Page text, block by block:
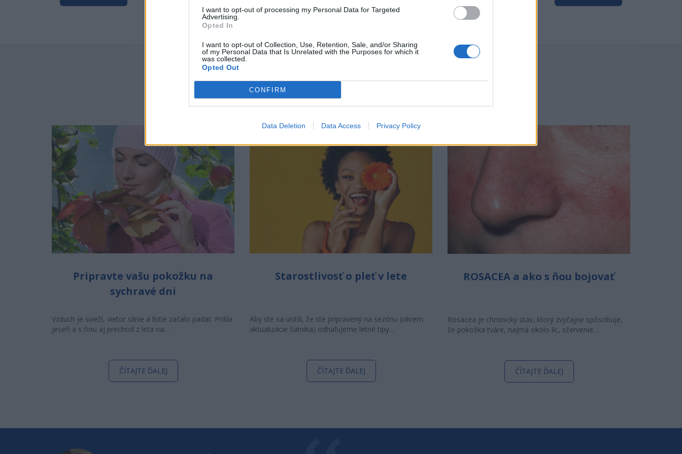
I want to opt-out of processing my Personal Data for Targeted
Advertising.
Opted In
I want to opt-out of Collection, Use, Retention, Sale, and/or Sharing
of my Personal Data that Is Unrelated with the Purposes for which it
was collected.
Opted Out
CONFIRM
Data Deletion Data Access Privacy Policy
NAJNOVŠIE ČLÁNKY V NAŠOM BLOGU
Pripravte vašu pokožku na
sychravé dni
Vzduch je svieži, vietor silnie a lístie začalo padať. Prišla
jeseň a s ňou aj prechod z leta na…
ČÍTAJTE ĎALEJ
Starostlivosť o pleť v lete
Aby ste sa uistili, že ste pripravený na sezónu (okrem
aktualizácie šatníka) odhaľujeme letné tipy…
ČÍTAJTE ĎALEJ
ROSACEA a ako s ňou bojovať
Rosacea je chronický stav, ktorý zvyčajne spôsobuje,
že pokožka tváre, najmä okolo líc, sčervenie…
ČÍTAJTE ĎALEJ